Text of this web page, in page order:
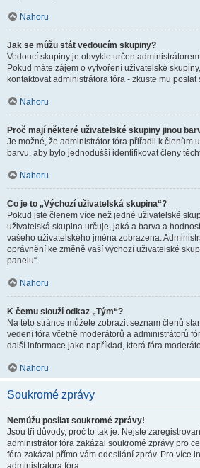
Nahoru
Jak se můžu stát vedoucím skupiny?
Vedoucí skupiny je obvykle určen
Pokud máte zájem o vytvoření uživatelské
kontaktovat administrátora fóra - zkuste mu
Nahoru
Proč mají některé uživatelské skupiny jinou
Je možné, že administrátor fóra přiřadil k členům
barvu, aby bylo jednodušší identifikovat členy
Nahoru
Co je to „Výchozí uživatelská skupina“?
Pokud jste členem více než jedné uživatelské
uživatelská skupina určuje, jaká a barva a
vašeho uživatelského jména zobrazena.
oprávnění ke změně vaší výchozí uživatelské
panelu“.
Nahoru
K čemu slouží odkaz „Tým“?
Na této stránce můžete zobrazit seznam členů
vedení fóra včetně moderátorů a administrátorů
další informace jako například, která fóra
Nahoru
Soukromé zprávy
Nemůžu posílat soukromé zprávy!
Jsou tři důvody, proč to tak je. Nejste
administrátor fóra zakázal soukromé zprávy pro
fóra zakázal přímo vám odesílání zpráv. Pro více
administrátora fóra.